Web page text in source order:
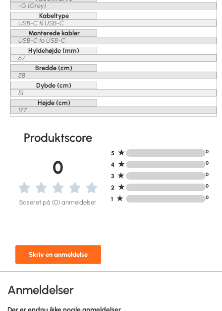
-G (Grey)
Kabeltype
USB-C til USB-C
Monterede kabler
USB-C to USB-C
Hyldehøjde (mm)
67
Bredde (cm)
58
Dybde (cm)
51
Højde (cm)
177
Produktscore
0
Baseret på (0) anmeldelser
Skriv en anmeldelse
5 ★ 0
4 ★ 0
3 ★ 0
2 ★ 0
1 ★ 0
Anmeldelser